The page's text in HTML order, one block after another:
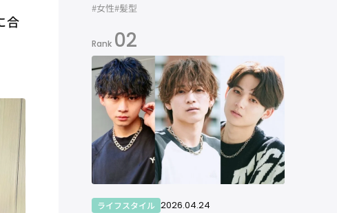
合
#女性#髪型
Rank 02
ライフスタイル 2026.04.24